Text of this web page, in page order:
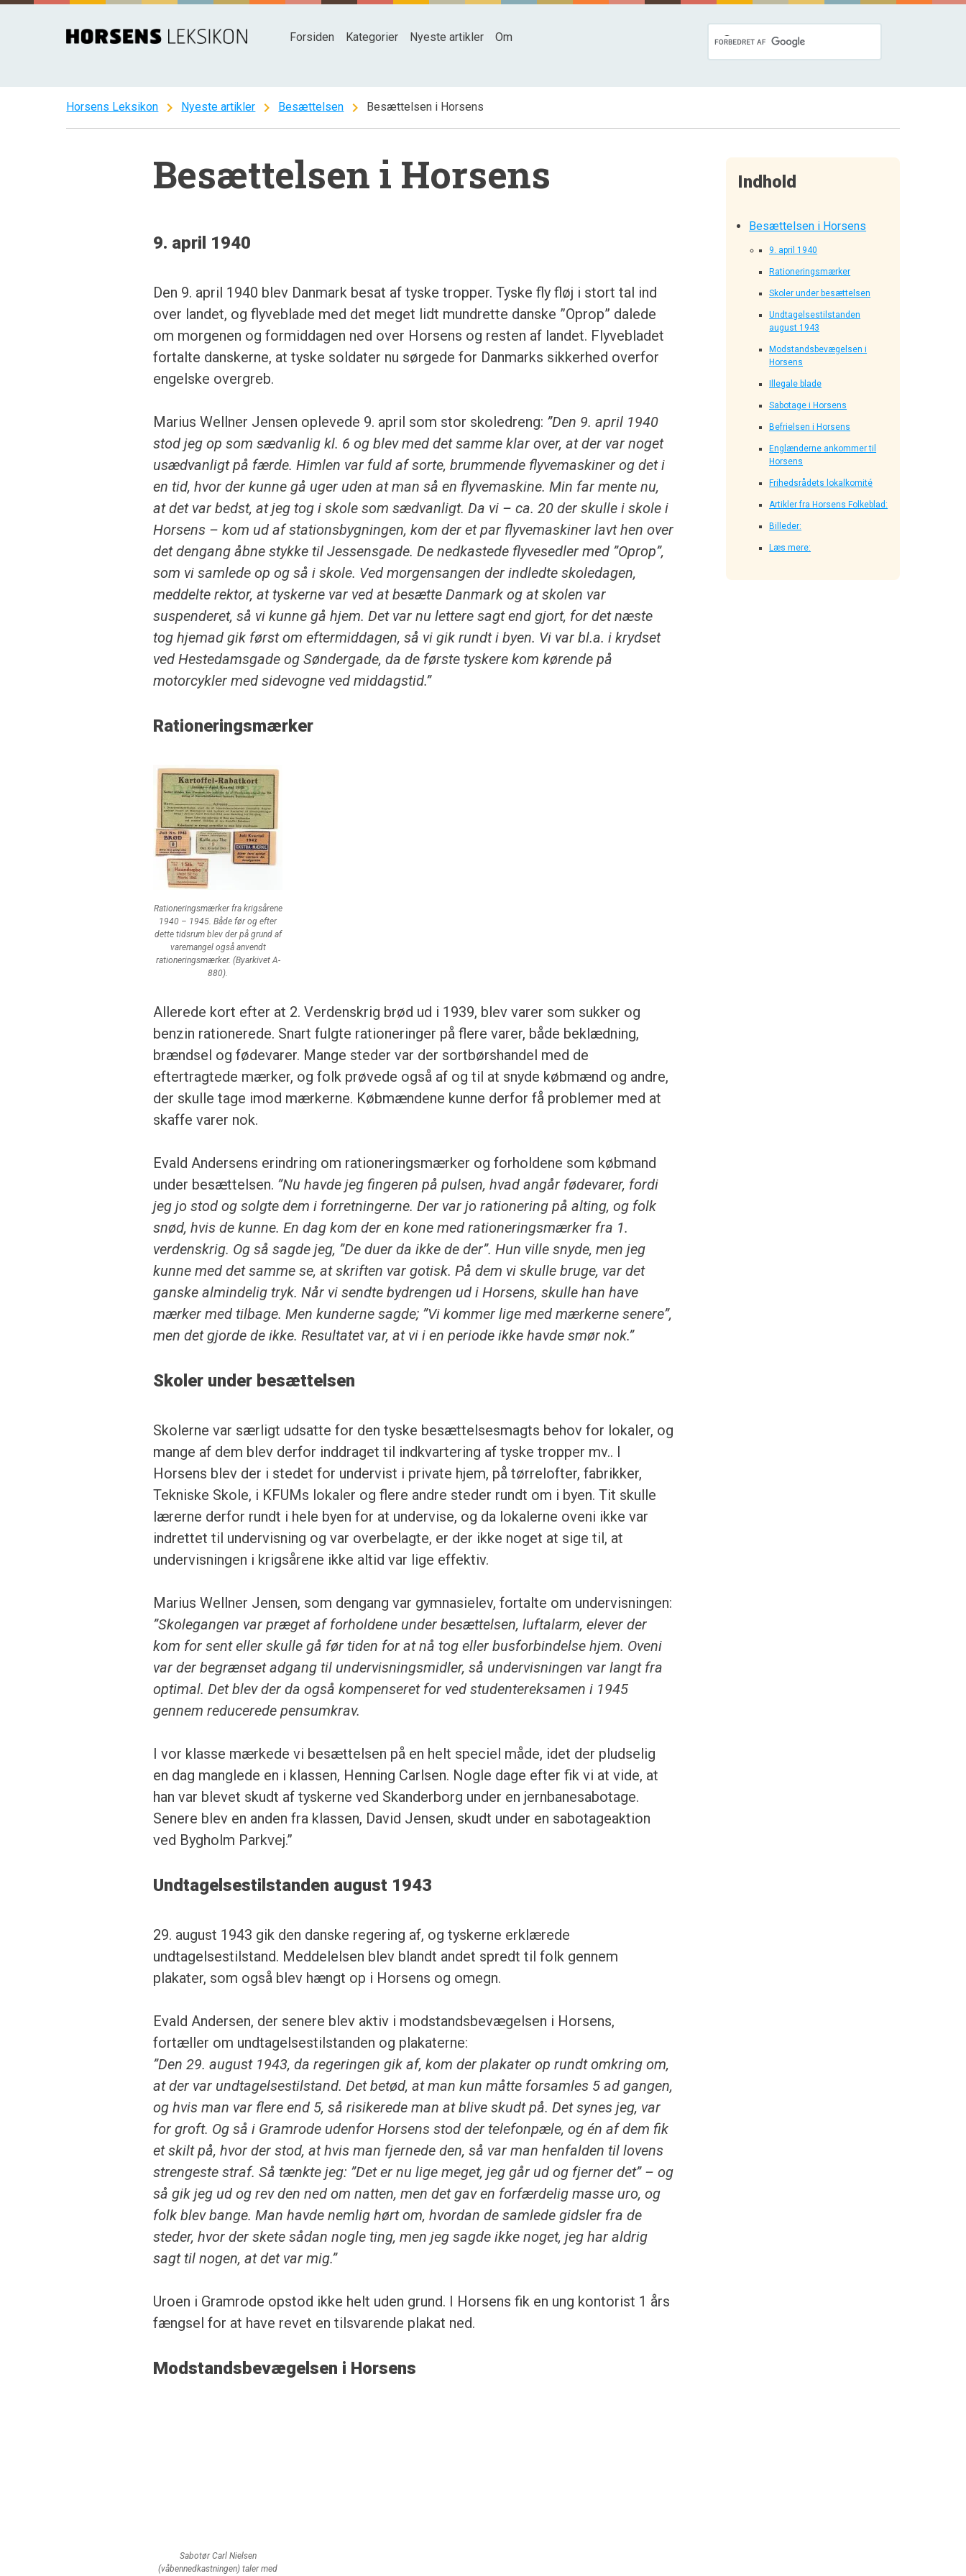
Spring
Forsiden Kategorier Nyeste artikler Om
Horsens Leksikon chevron_right Nyeste artikler chevron_right Besættelsen chevron_right Besættelsen i Horsens
Indhold
Besættelsen i Horsens
9. april 1940
Rationeringsmærker
Skoler under besættelsen
Undtagelsestilstanden
august 1943
Modstandsbevægelsen i
Horsens
Illegale blade
Sabotage i Horsens
Befrielsen i Horsens
Englænderne ankommer til
Horsens
Frihedsrådets lokalkomité
Artikler fra Horsens Folkeblad:
Billeder:
Læs mere:
Besættelsen i Horsens
9. april 1940
Den 9. april 1940 blev Danmark besat af tyske tropper. Tyske fly fløj i stort tal ind
over landet, og flyveblade med det meget lidt mundrette danske ”Oprop” dalede
om morgenen og formiddagen ned over Horsens og resten af landet. Flyvebladet
fortalte danskerne, at tyske soldater nu sørgede for Danmarks sikkerhed overfor
engelske overgreb.
Marius Wellner Jensen oplevede 9. april som stor skoledreng: ”Den 9. april 1940
stod jeg op som sædvanlig kl. 6 og blev med det samme klar over, at der var noget
usædvanligt på færde. Himlen var fuld af sorte, brummende flyvemaskiner og det i
en tid, hvor der kunne gå uger uden at man så en flyvemaskine. Min far mente nu,
at det var bedst, at jeg tog i skole som sædvanligt. Da vi – ca. 20 der skulle i skole i
Horsens – kom ud af stationsbygningen, kom der et par flyvemaskiner lavt hen over
det dengang åbne stykke til Jessensgade. De nedkastede flyvesedler med ”Oprop”,
som vi samlede op og så i skole. Ved morgensangen der indledte skoledagen,
meddelte rektor, at tyskerne var ved at besætte Danmark og at skolen var
suspenderet, så vi kunne gå hjem. Det var nu lettere sagt end gjort, for det næste
tog hjemad gik først om eftermiddagen, så vi gik rundt i byen. Vi var bl.a. i krydset
ved Hestedamsgade og Søndergade, da de første tyskere kom kørende på
motorcykler med sidevogne ved middagstid.”
Rationeringsmærker
Rationeringsmærker fra krigsårene
1940 – 1945. Både før og efter
dette tidsrum blev der på grund af
varemangel også anvendt
rationeringsmærker. (Byarkivet A-
880).
Allerede kort efter at 2. Verdenskrig brød ud i 1939, blev varer som sukker og
benzin rationerede. Snart fulgte rationeringer på flere varer, både beklædning,
brændsel og fødevarer. Mange steder var der sortbørshandel med de
eftertragtede mærker, og folk prøvede også af og til at snyde købmænd og andre,
der skulle tage imod mærkerne. Købmændene kunne derfor få problemer med at
skaffe varer nok.
Evald Andersens erindring om rationeringsmærker og forholdene som købmand
under besættelsen. ”Nu havde jeg fingeren på pulsen, hvad angår fødevarer, fordi
jeg jo stod og solgte dem i forretningerne. Der var jo rationering på alting, og folk
snød, hvis de kunne. En dag kom der en kone med rationeringsmærker fra 1.
verdenskrig. Og så sagde jeg, ”De duer da ikke de der”. Hun ville snyde, men jeg
kunne med det samme se, at skriften var gotisk. På dem vi skulle bruge, var det
ganske almindelig tryk. Når vi sendte bydrengen ud i Horsens, skulle han have
mærker med tilbage. Men kunderne sagde; ”Vi kommer lige med mærkerne senere”,
men det gjorde de ikke. Resultatet var, at vi i en periode ikke havde smør nok.”
Skoler under besættelsen
Skolerne var særligt udsatte for den tyske besættelsesmagts behov for lokaler, og
mange af dem blev derfor inddraget til indkvartering af tyske tropper mv.. I
Horsens blev der i stedet for undervist i private hjem, på tørrelofter, fabrikker,
Tekniske Skole, i KFUMs lokaler og flere andre steder rundt om i byen. Tit skulle
lærerne derfor rundt i hele byen for at undervise, og da lokalerne oveni ikke var
indrettet til undervisning og var overbelagte, er der ikke noget at sige til, at
undervisningen i krigsårene ikke altid var lige effektiv.
Marius Wellner Jensen, som dengang var gymnasielev, fortalte om undervisningen:
”Skolegangen var præget af forholdene under besættelsen, luftalarm, elever der
kom for sent eller skulle gå før tiden for at nå tog eller busforbindelse hjem. Oveni
var der begrænset adgang til undervisningsmidler, så undervisningen var langt fra
optimal. Det blev der da også kompenseret for ved studentereksamen i 1945
gennem reducerede pensumkrav.
I vor klasse mærkede vi besættelsen på en helt speciel måde, idet der pludselig
en dag manglede en i klassen, Henning Carlsen. Nogle dage efter fik vi at vide, at
han var blevet skudt af tyskerne ved Skanderborg under en jernbanesabotage.
Senere blev en anden fra klassen, David Jensen, skudt under en sabotageaktion
ved Bygholm Parkvej.”
Undtagelsestilstanden august 1943
29. august 1943 gik den danske regering af, og tyskerne erklærede
undtagelsestilstand. Meddelelsen blev blandt andet spredt til folk gennem
plakater, som også blev hængt op i Horsens og omegn.
Evald Andersen, der senere blev aktiv i modstandsbevægelsen i Horsens,
fortæller om undtagelsestilstanden og plakaterne:
”Den 29. august 1943, da regeringen gik af, kom der plakater op rundt omkring om,
at der var undtagelsestilstand. Det betød, at man kun måtte forsamles 5 ad gangen,
og hvis man var flere end 5, så risikerede man at blive skudt på. Det synes jeg, var
for groft. Og så i Gramrode udenfor Horsens stod der telefonpæle, og én af dem fik
et skilt på, hvor der stod, at hvis man fjernede den, så var man henfalden til lovens
strengeste straf. Så tænkte jeg: ”Det er nu lige meget, jeg går ud og fjerner det” – og
så gik jeg ud og rev den ned om natten, men det gav en forfærdelig masse uro, og
folk blev bange. Man havde nemlig hørt om, hvordan de samlede gidsler fra de
steder, hvor der skete sådan nogle ting, men jeg sagde ikke noget, jeg har aldrig
sagt til nogen, at det var mig.”
Uroen i Gramrode opstod ikke helt uden grund. I Horsens fik en ung kontorist 1 års
fængsel for at have revet en tilsvarende plakat ned.
Modstandsbevægelsen i Horsens
Sabotør Carl Nielsen
(våbennedkastningen) taler med